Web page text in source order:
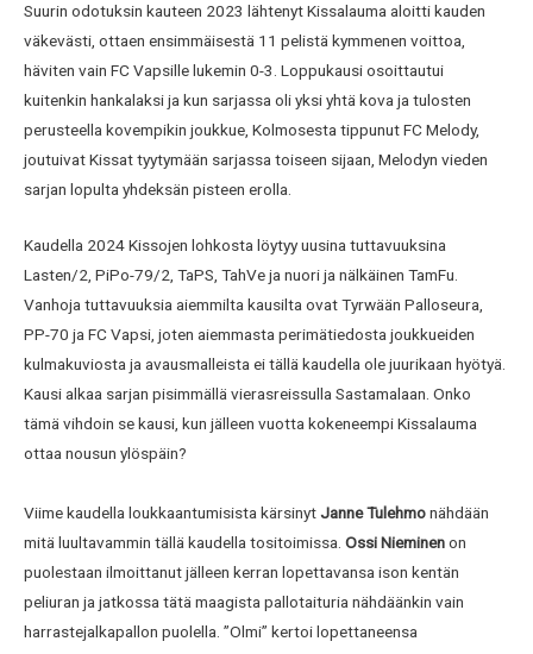
Suurin odotuksin kauteen 2023 lähtenyt Kissalauma aloitti kauden
väkevästi, ottaen ensimmäisestä 11 pelistä kymmenen voittoa,
häviten vain FC Vapsille lukemin 0-3. Loppukausi osoittautui
kuitenkin hankalaksi ja kun sarjassa oli yksi yhtä kova ja tulosten
perusteella kovempikin joukkue, Kolmosesta tippunut FC Melody,
joutuivat Kissat tyytymään sarjassa toiseen sijaan, Melodyn vieden
sarjan lopulta yhdeksän pisteen erolla.
Kaudella 2024 Kissojen lohkosta löytyy uusina tuttavuuksina
Lasten/2, PiPo-79/2, TaPS, TahVe ja nuori ja nälkäinen TamFu.
Vanhoja tuttavuuksia aiemmilta kausilta ovat Tyrwään Palloseura,
PP-70 ja FC Vapsi, joten aiemmasta perimätiedosta joukkueiden
kulmakuviosta ja avausmalleista ei tällä kaudella ole juurikaan hyötyä.
Kausi alkaa sarjan pisimmällä vierasreissulla Sastamalaan. Onko
tämä vihdoin se kausi, kun jälleen vuotta kokeneempi Kissalauma
ottaa nousun ylöspäin?
Viime kaudella loukkaantumisista kärsinytJanne Tulehmonähdään
mitä luultavammin tällä kaudella tositoimissa. Ossi Nieminenon
puolestaan ilmoittanut jälleen kerran lopettavansa ison kentän
peliuran ja jatkossa tätä maagista pallotaituria nähdäänkin vain
harrastejalkapallon puolella. ”Olmi” kertoi lopettaneensa